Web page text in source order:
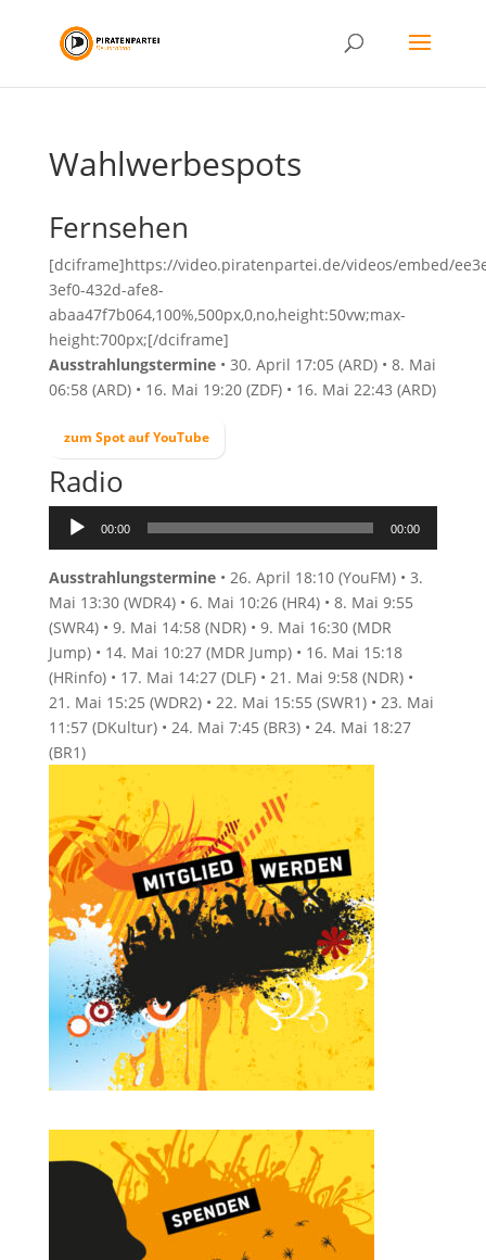
Wahlwerbespots
Fernsehen
[dciframe]https://video.piratenpartei.de/videos/embed/
3ef0-432d-afe8-
abaa47f7b064,100%,500px,0,no,height:50vw;max-
height:700px;[/dciframe]
Ausstrahlungstermine• 30. April 17:05 (ARD) • 8. Mai
06:58 (ARD) • 16. Mai 19:20 (ZDF) • 16. Mai 22:43 (ARD)
zum Spot auf YouTube
Radio
Audio-
Player
00:00 00:00
Ausstrahlungstermine• 26. April 18:10 (YouFM) • 3.
Mai 13:30 (WDR4) • 6. Mai 10:26 (HR4) • 8. Mai 9:55
(SWR4) • 9. Mai 14:58 (NDR) • 9. Mai 16:30 (MDR
Jump) • 14. Mai 10:27 (MDR Jump) • 16. Mai 15:18
(HRinfo) • 17. Mai 14:27 (DLF) • 21. Mai 9:58 (NDR) •
21. Mai 15:25 (WDR2) • 22. Mai 15:55 (SWR1) • 23. Mai
11:57 (DKultur) • 24. Mai 7:45 (BR3) • 24. Mai 18:27
(BR1)